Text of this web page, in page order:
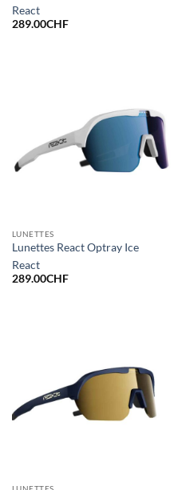
React
289.00CHF
LUNETTES
Lunettes React Optray Ice
React
289.00CHF